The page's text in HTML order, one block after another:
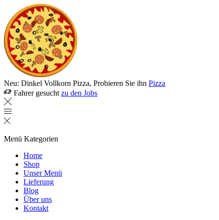
Neu: Dinkel Vollkorn Pizza, Probieren Sie ihn Pizza
Fahrer gesucht zu den Jobs
Menü Kategorien
Home
Shop
Unser Menü
Lieferung
Blog
Über uns
Kontakt